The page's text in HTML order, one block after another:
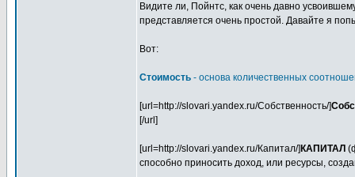
Видите ли, Пойнтс, как очень давно
представляется очень простой. Давайте я
Вот:
Стоимость - основа количественных
[url=http://slovari.yandex.ru/Собственность/]
[/url]
[url=http://slovari.yandex.ru/Капитал/] КАПИТАЛ
способно приносить доход, или ресурсы,